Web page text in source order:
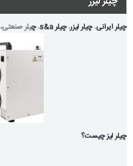
چیلر ایرانی،چیلر لیزر،چیلر s&a ،چیلر صنعتی،
چیلر لیز چیست؟